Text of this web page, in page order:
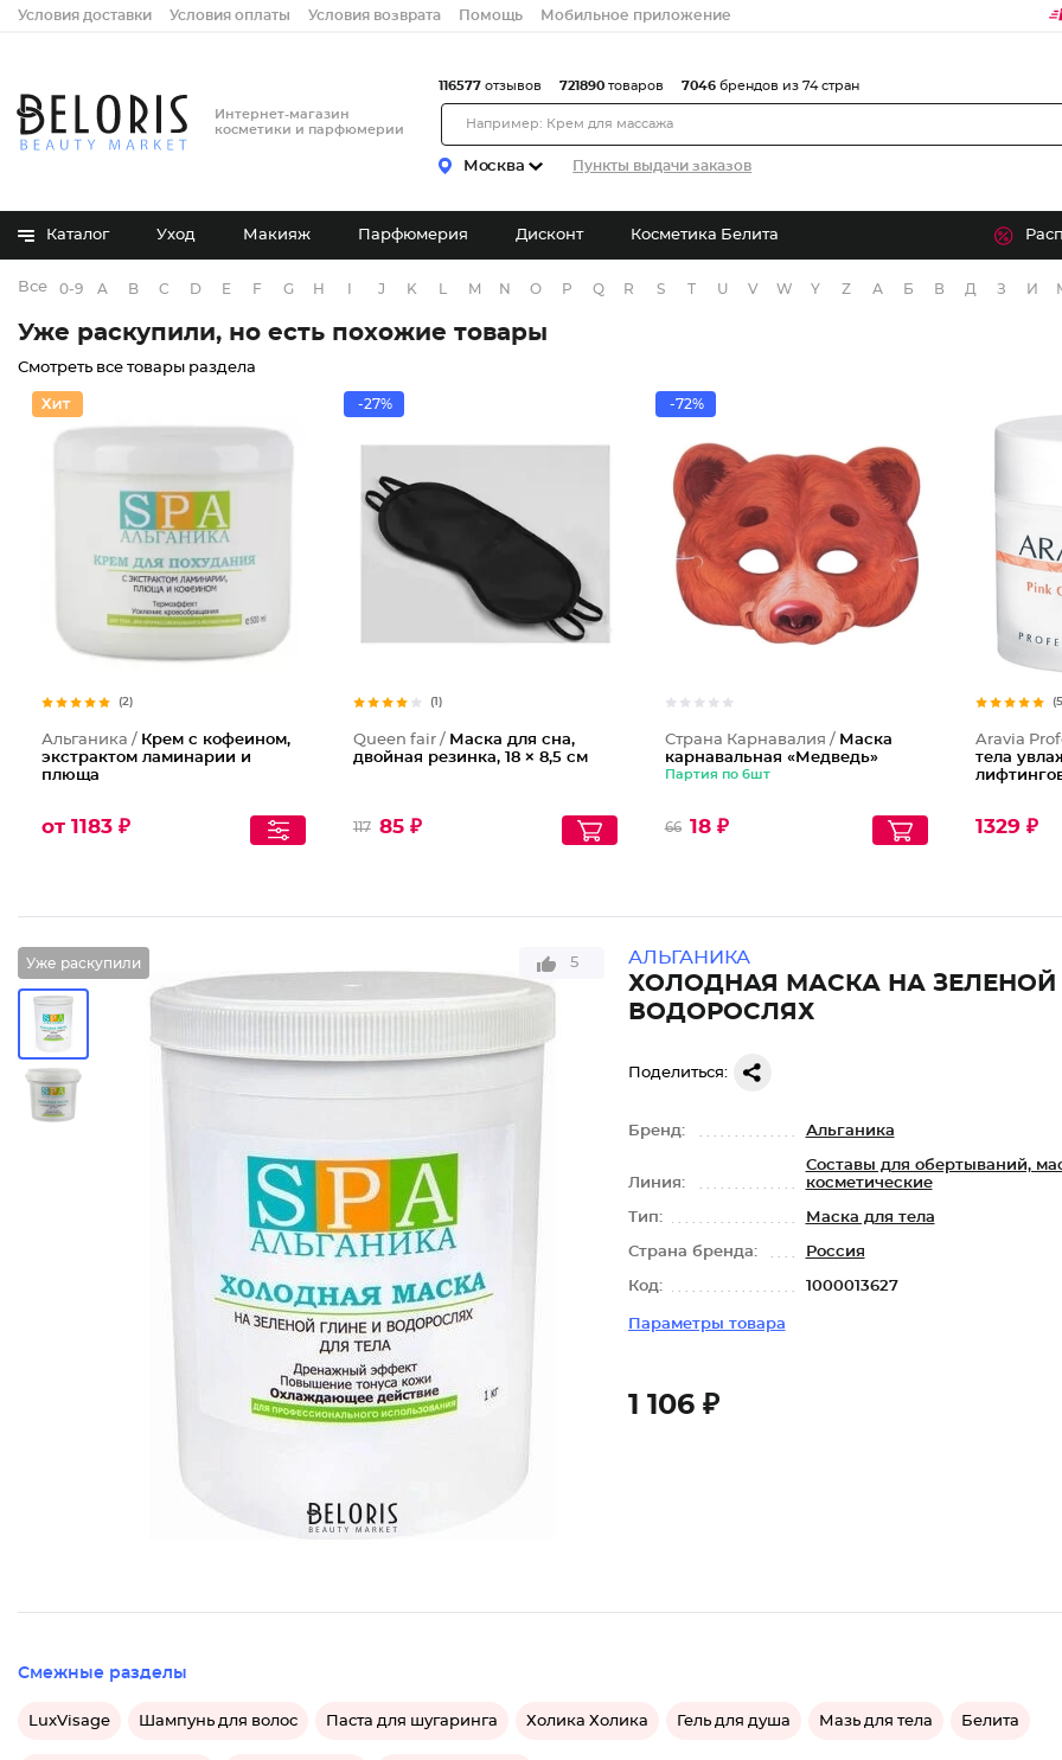
Условия доставки Условия оплаты Условия возврата Помощь Мобильное приложение
Интернет-магазин
косметики и парфюмерии
Москва Пункты выдачи заказов
116577 отзывов 721890 товаров 7046 брендов из 74 стран
Каталог Уход Макияж Парфюмерия Дисконт Косметика Белита
Все бренды
0-9 A B C D E F G H J K M N O P Q R S T U V W Y Z А Б В Д З И
Уже раскупили, но есть похожие товары
Смотреть все товары раздела
(2)
Альганика / Крем с кофеином,
экстрактом ламинарии и
плюща
от 1183 ₽
-27%
(1)
Queen fair / Маска для сна,
двойная резинка, 18 × 8,5 см
117 85 ₽
-72%
Страна Карнавалия / Маска
карнавальная «Медведь»
Партия по 6шт
66 18 ₽
Aravia
тела
1329 ₽
Уже раскупили 5 АЛЬГАНИКА
ХОЛОДНАЯ МАСКА НА ЗЕЛЕНОЙ
ВОДОРОСЛЯХ
Поделиться:
Бренд: Альганика
Линия:
Составы для обертываний,
косметические
Тип: Маска для тела
Страна бренда: Россия
Код: 1000013627
Параметры товара
1 106 ₽
Смежные разделы
LuxVisage Шампунь для волос Паста для шугаринга Холика Холика Гель для душа Мазь для тела Белита